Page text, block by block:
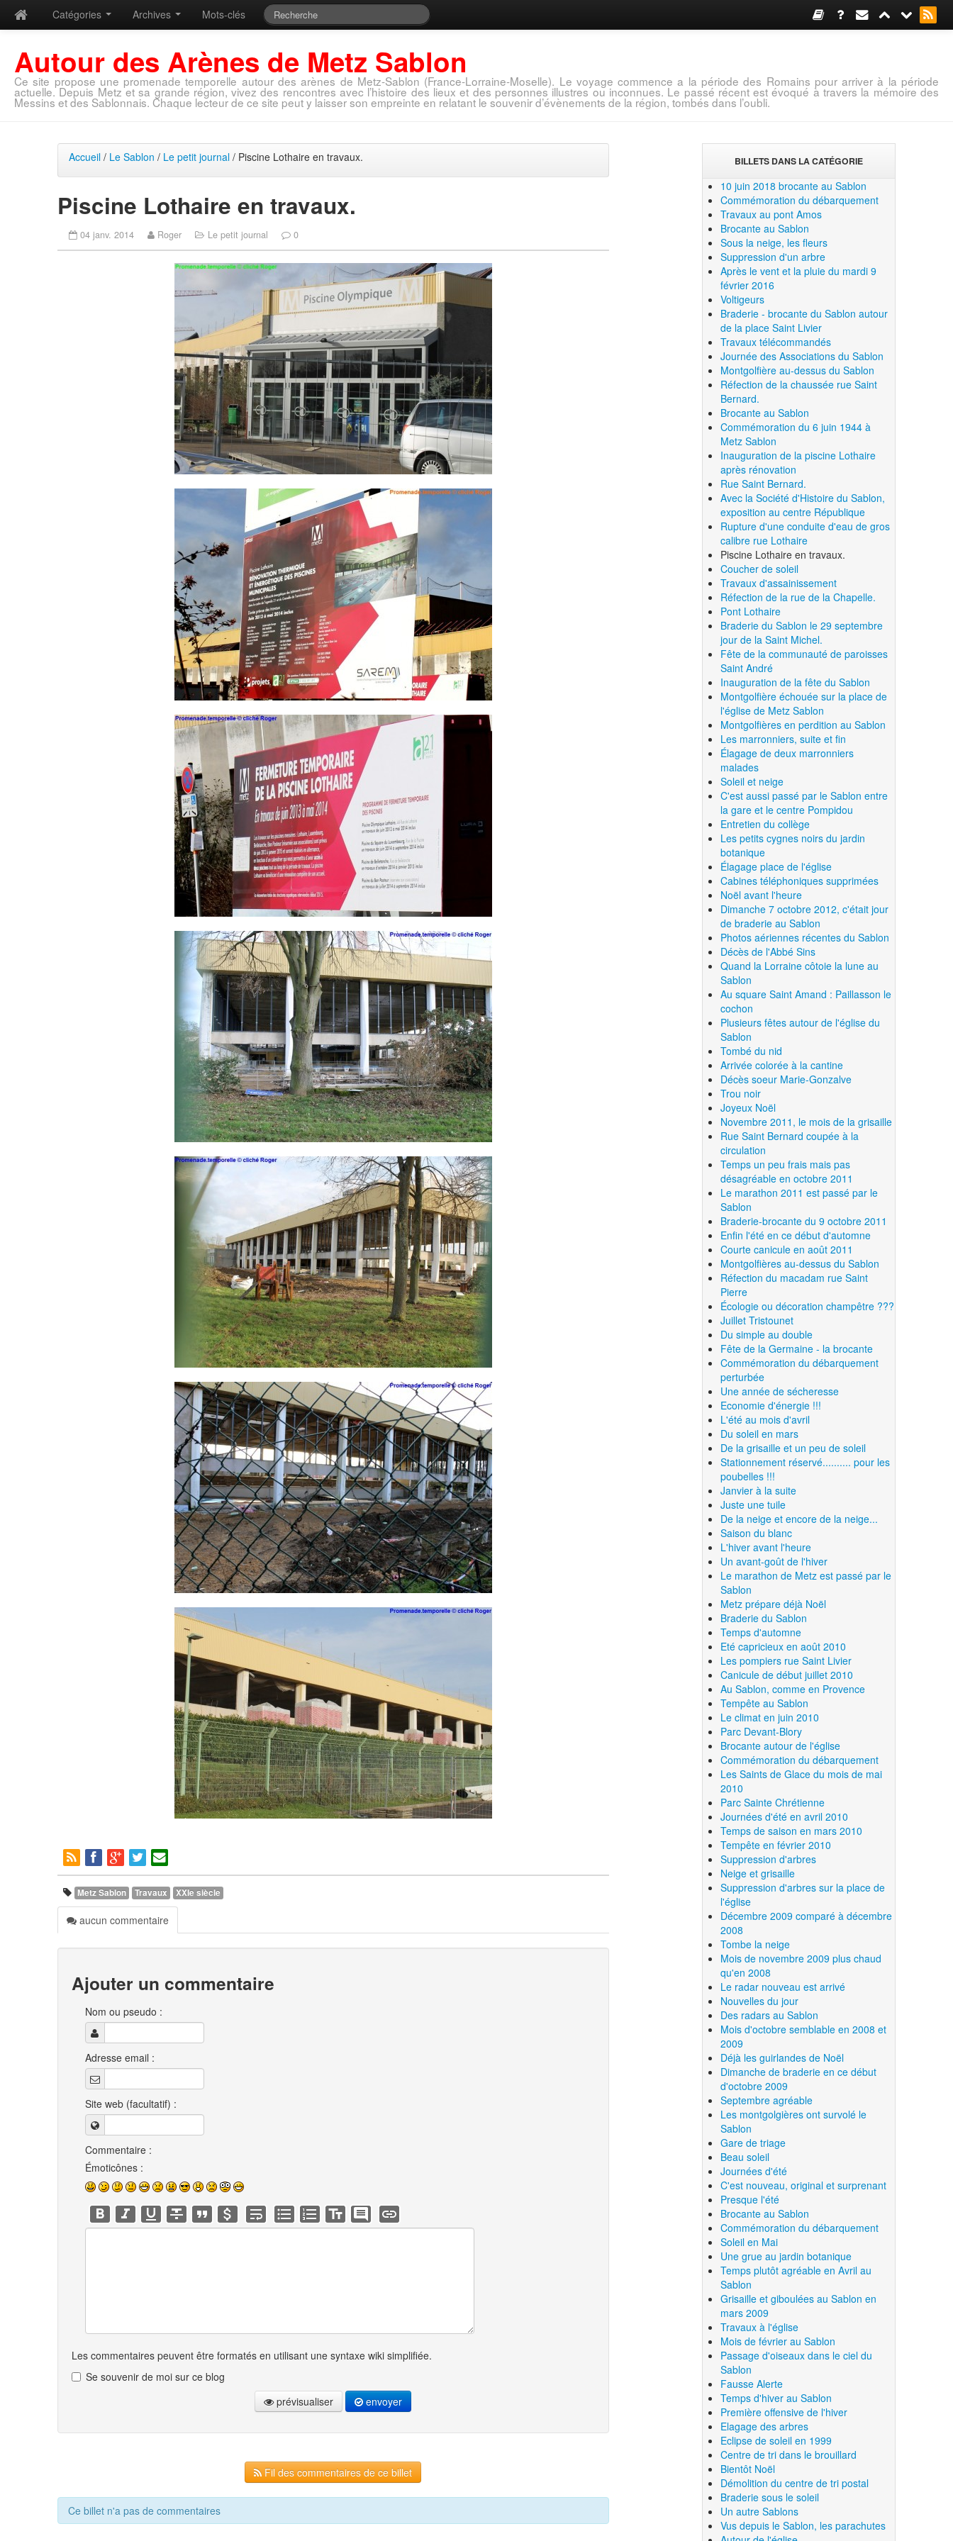
Catégories Archives Mots-clés
Autour des Arènes de Metz Sablon
Ce site propose une promenade temporelle autour des arènes de Metz-Sablon (France-Lorraine-Moselle). Le voyage commence a la période des Romains pour arriver à la période
actuelle. Depuis Metz et sa grande région, vivez des rencontres avec l’histoire des lieux et des personnes illustres ou inconnues. Le passé récent est évoqué à travers la mémoire des
Messins et des Sablonnais. Chaque lecteur de ce site peut y laisser son empreinte en relatant le souvenir d’évènements de la région, tombés dans l’oubli.
Accueil/ Le Sablon / Le petit journal/ Piscine Lothaire en travaux.
Piscine Lothaire en travaux.
04 janv. 2014 Roger Le petit journal 0
Metz Sablon Travaux XXIe siècle
aucun commentaire
Ajouter un commentaire
Nom ou pseudo :
Adresse email :
Site web (facultatif) :
Commentaire :
Émoticônes :
Les commentaires peuvent être formatés en utilisant une syntaxe wiki simplifiée.
Se souvenir de moi sur ce blog
prévisualiser
envoyer
Fil des commentaires de ce billet
Ce billet n'a pas de commentaires
BILLETS DANS LA CATÉGORIE
10 juin 2018 brocante au Sablon
Commémoration du débarquement
Travaux au pont Amos
Brocante au Sablon
Sous la neige, les fleurs
Suppression d'un arbre
Après le vent et la pluie du mardi 9
février 2016
Voltigeurs
Braderie - brocante du Sablon autour
de la place Saint Livier
Travaux télécommandés
Journée des Associations du Sablon
Montgolfière au-dessus du Sablon
Réfection de la chaussée rue Saint
Bernard.
Brocante au Sablon
Commémoration du 6 juin 1944 à
Metz Sablon
Inauguration de la piscine Lothaire
après rénovation
Rue Saint Bernard.
Avec la Société d'Histoire du Sablon,
exposition au centre République
Rupture d'une conduite d'eau de gros
calibre rue Lothaire
Piscine Lothaire en travaux.
Coucher de soleil
Travaux d'assainissement
Réfection de la rue de la Chapelle.
Pont Lothaire
Braderie du Sablon le 29 septembre
jour de la Saint Michel.
Fête de la communauté de paroisses
Saint André
Inauguration de la fête du Sablon
Montgolfière échouée sur la place de
l'église de Metz Sablon
Montgolfières en perdition au Sablon
Les marronniers, suite et fin
Élagage de deux marronniers
malades
Soleil et neige
C'est aussi passé par le Sablon entre
la gare et le centre Pompidou
Entretien du collège
Les petits cygnes noirs du jardin
botanique
Élagage place de l'église
Cabines téléphoniques supprimées
Noël avant l'heure
Dimanche 7 octobre 2012, c'était jour
de braderie au Sablon
Photos aériennes récentes du Sablon
Décès de l'Abbé Sins
Quand la Lorraine côtoie la lune au
Sablon
Au square Saint Amand : Paillasson le
cochon
Plusieurs fêtes autour de l'église du
Sablon
Tombé du nid
Arrivée colorée à la cantine
Décès soeur Marie-Gonzalve
Trou noir
Joyeux Noël
Novembre 2011, le mois de la grisaille
Rue Saint Bernard coupée à la
circulation
Temps un peu frais mais pas
désagréable en octobre 2011
Le marathon 2011 est passé par le
Sablon
Braderie-brocante du 9 octobre 2011
Enfin l'été en ce début d'automne
Courte canicule en août 2011
Montgolfières au-dessus du Sablon
Réfection du macadam rue Saint
Pierre
Écologie ou décoration champêtre ???
Juillet Tristounet
Du simple au double
Fête de la Germaine - la brocante
Commémoration du débarquement
perturbée
Une année de sécheresse
Economie d'énergie !!!
L'été au mois d'avril
Du soleil en mars
De la grisaille et un peu de soleil
Stationnement réservé.......... pour les
poubelles !!!
Janvier à la suite
Juste une tuile
De la neige et encore de la neige...
Saison du blanc
L'hiver avant l'heure
Un avant-goût de l'hiver
Le marathon de Metz est passé par le
Sablon
Metz prépare déjà Noël
Braderie du Sablon
Temps d'automne
Eté capricieux en août 2010
Les pompiers rue Saint Livier
Canicule de début juillet 2010
Au Sablon, comme en Provence
Tempête au Sablon
Le climat en juin 2010
Parc Devant-Blory
Brocante autour de l'église
Commémoration du débarquement
Les Saints de Glace du mois de mai
2010
Parc Sainte Chrétienne
Journées d'été en avril 2010
Temps de saison en mars 2010
Tempête en février 2010
Suppression d'arbres
Neige et grisaille
Suppression d'arbres sur la place de
l'église
Décembre 2009 comparé à décembre
2008
Tombe la neige
Mois de novembre 2009 plus chaud
qu'en 2008
Le radar nouveau est arrivé
Nouvelles du jour
Des radars au Sablon
Mois d'octobre semblable en 2008 et
2009
Déjà les guirlandes de Noël
Dimanche de braderie en ce début
d'octobre 2009
Septembre agréable
Les montgolgières ont survolé le
Sablon
Gare de triage
Beau soleil
Journées d'été
C'est nouveau, original et surprenant
Presque l'été
Brocante au Sablon
Commémoration du débarquement
Soleil en Mai
Une grue au jardin botanique
Temps plutôt agréable en Avril au
Sablon
Grisaille et giboulées au Sablon en
mars 2009
Travaux à l'église
Mois de février au Sablon
Passage d'oiseaux dans le ciel du
Sablon
Fausse Alerte
Temps d'hiver au Sablon
Première offensive de l'hiver
Elagage des arbres
Eclipse de soleil en 1999
Centre de tri dans le brouillard
Bientôt Noël
Démolition du centre de tri postal
Braderie sous le soleil
Un autre Sablons
Vus depuis le Sablon, les parachutes